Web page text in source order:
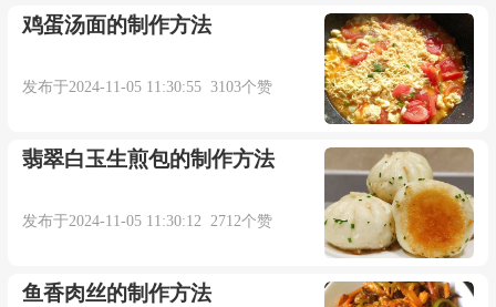
鸡蛋汤面的制作方法
发布于2024-11-05 11:30:55 3103个赞
翡翠白玉生煎包的制作方法
发布于2024-11-05 11:30:12 2712个赞
鱼香肉丝的制作方法